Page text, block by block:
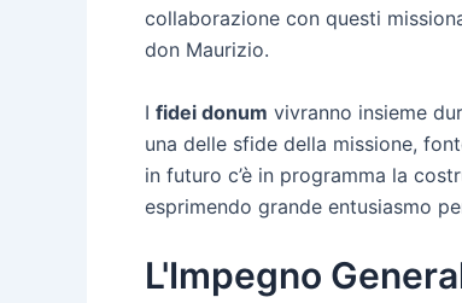
collaborazione con questi
don Maurizio.
I fidei donum vivranno insieme
una delle sfide della missione,
in futuro c’è in programma la
esprimendo grande entusiasmo
L'Impegno